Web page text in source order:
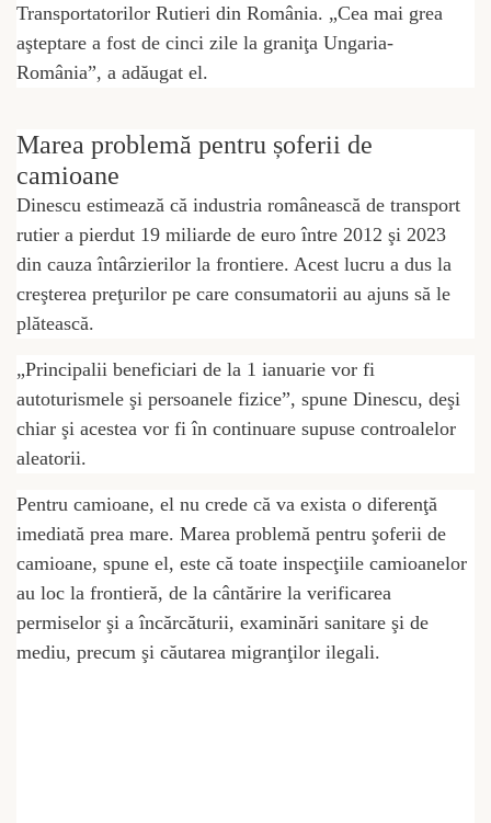
Transportatorilor Rutieri din România. „Cea mai grea
aşteptare a fost de cinci zile la graniţa Ungaria-
România”, a adăugat el.
Marea problemă pentru șoferii de
camioane
Dinescu estimează că industria românească de transport
rutier a pierdut 19 miliarde de euro între 2012 şi 2023
din cauza întârzierilor la frontiere. Acest lucru a dus la
creşterea preţurilor pe care consumatorii au ajuns să le
plătească.
„Principalii beneficiari de la 1 ianuarie vor fi
autoturismele şi persoanele fizice”, spune Dinescu, deşi
chiar şi acestea vor fi în continuare supuse controalelor
aleatorii.
Pentru camioane, el nu crede că va exista o diferenţă
imediată prea mare. Marea problemă pentru şoferii de
camioane, spune el, este că toate inspecţiile camioanelor
au loc la frontieră, de la cântărire la verificarea
permiselor şi a încărcăturii, examinări sanitare şi de
mediu, precum şi căutarea migranţilor ilegali.